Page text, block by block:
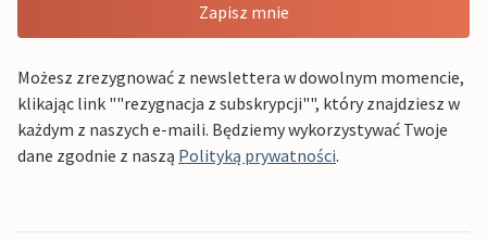
Zapisz mnie
Możesz zrezygnować z newslettera w dowolnym momencie,
klikając link ""rezygnacja z subskrypcji"", który znajdziesz w
każdym z naszych e-maili. Będziemy wykorzystywać Twoje
dane zgodnie z naszą Polityką prywatności.